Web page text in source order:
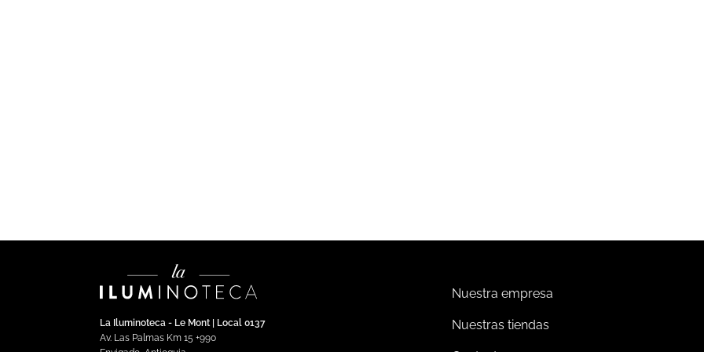
La Iluminoteca - Le Mont | Local 0137
Av. Las Palmas Km 15 +990
Nuestra empresa
Nuestras tiendas